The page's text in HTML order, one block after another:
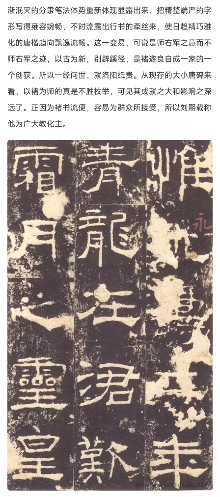
渐泯灭的分隶笔法体势重新体现显露出来，把精整端严的字
形写得雍容婉畅，不时流露出行书的牵丝来，使日趋精巧雅
化的唐楷趋向飘逸流畅。这一变易，可说是师右军之意而不
师右军之迹，以古为新，别辟蹊径，是褚遂良自成一家的一
个创获。所以一经问世，就洛阳纸贵。从现存的大小唐碑来
看，以褚为师的真是不胜枚举，可见其成就之大和影响之深
远了。正因为褚书流便，容易为群众所接受，所以刘熙载称
他为广大教化主。